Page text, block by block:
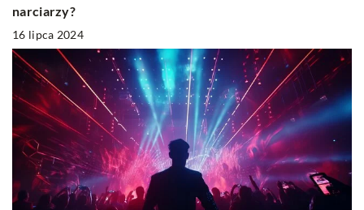
narciarzy?
16 lipca 2024